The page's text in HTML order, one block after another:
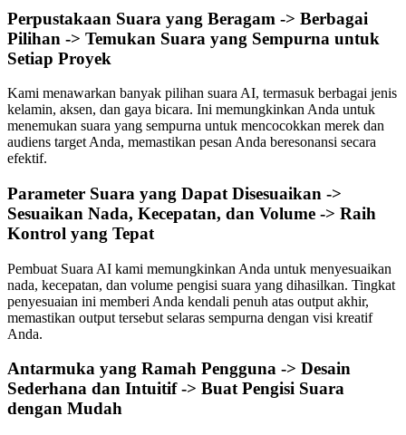
Perpustakaan Suara yang Beragam -> Berbagai
Pilihan -> Temukan Suara yang Sempurna untuk
Setiap Proyek
Kami menawarkan banyak pilihan suara AI, termasuk berbagai jenis
kelamin, aksen, dan gaya bicara. Ini memungkinkan Anda untuk
menemukan suara yang sempurna untuk mencocokkan merek dan
audiens target Anda, memastikan pesan Anda beresonansi secara
efektif.
Parameter Suara yang Dapat Disesuaikan ->
Sesuaikan Nada, Kecepatan, dan Volume -> Raih
Kontrol yang Tepat
Pembuat Suara AI kami memungkinkan Anda untuk menyesuaikan
nada, kecepatan, dan volume pengisi suara yang dihasilkan. Tingkat
penyesuaian ini memberi Anda kendali penuh atas output akhir,
memastikan output tersebut selaras sempurna dengan visi kreatif
Anda.
Antarmuka yang Ramah Pengguna -> Desain
Sederhana dan Intuitif -> Buat Pengisi Suara
dengan Mudah